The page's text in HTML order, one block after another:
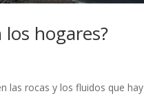
hogares?
las rocas y los fluidos que hay